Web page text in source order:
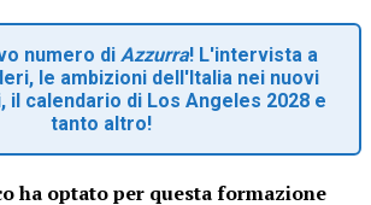
numero di Azzurra! L'intervista a
le ambizioni dell'Italia nei nuovi
il calendario di Los Angeles 2028 e
tanto altro!
ha optato per questa formazione